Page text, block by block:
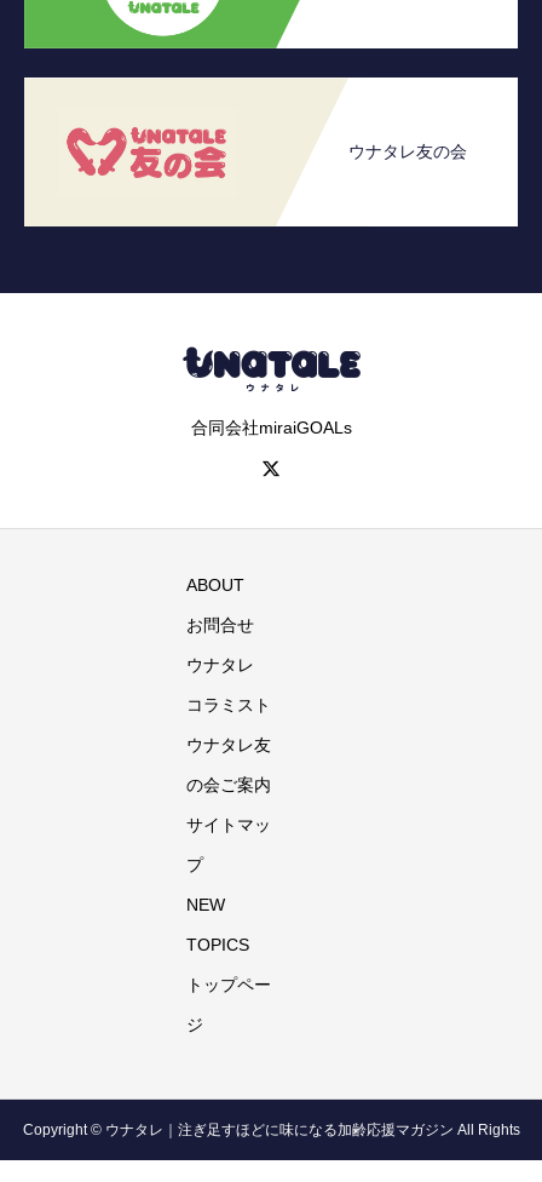
ウナタレ友の会
合同会社miraiGOALs
ABOUT
お問合せ
ウナタレ
コラミスト
ウナタレ友
の会ご案内
サイトマッ
プ
NEW
TOPICS
トップペー
ジ
Copyright © ウナタレ｜注ぎ足すほどに味になる加齢応援マガジン All Rights